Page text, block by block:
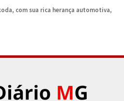
com sua rica herança automotiva,